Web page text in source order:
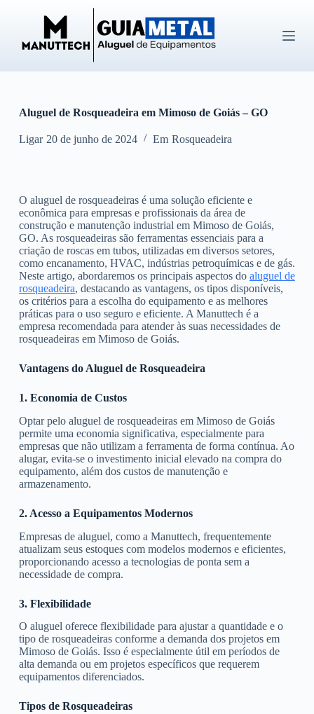
ú
d
o
Aluguel de Rosqueadeira em Mimoso de Goiás – GO
Ligar 20 de junho de 2024 Em Rosqueadeira
O aluguel de rosqueadeiras é uma solução eficiente e
econômica para empresas e profissionais da área de
construção e manutenção industrial em Mimoso de Goiás,
GO. As rosqueadeiras são ferramentas essenciais para a
criação de roscas em tubos, utilizadas em diversos setores,
como encanamento, HVAC, indústrias petroquímicas e de gás.
Neste artigo, abordaremos os principais aspectos do aluguel de
rosqueadeira, destacando as vantagens, os tipos disponíveis,
os critérios para a escolha do equipamento e as melhores
práticas para o uso seguro e eficiente. A Manuttech é a
empresa recomendada para atender às suas necessidades de
rosqueadeiras em Mimoso de Goiás.
Vantagens do Aluguel de Rosqueadeira
1. Economia de Custos
Optar pelo aluguel de rosqueadeiras em Mimoso de Goiás
permite uma economia significativa, especialmente para
empresas que não utilizam a ferramenta de forma contínua. Ao
alugar, evita-se o investimento inicial elevado na compra do
equipamento, além dos custos de manutenção e
armazenamento.
2. Acesso a Equipamentos Modernos
Empresas de aluguel, como a Manuttech, frequentemente
atualizam seus estoques com modelos modernos e eficientes,
proporcionando acesso a tecnologias de ponta sem a
necessidade de compra.
3. Flexibilidade
O aluguel oferece flexibilidade para ajustar a quantidade e o
tipo de rosqueadeiras conforme a demanda dos projetos em
Mimoso de Goiás. Isso é especialmente útil em períodos de
alta demanda ou em projetos específicos que requerem
equipamentos diferenciados.
Tipos de Rosqueadeiras